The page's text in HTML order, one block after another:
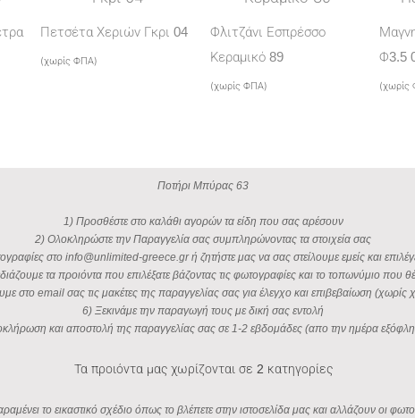
Πετσέτα Χεριών Γκρι 04
(χωρίς ΦΠΑ)
Φλιτζάνι Εσπρέσσο
Κεραμικό 89
(χωρίς ΦΠΑ)
Φ3.5
(χωρίς
Ποτήρι Μπύρας 63
1) Προσθέστε στο καλάθι αγορών τα είδη που σας αρέσουν
2) Ολοκληρώστε την Παραγγελία σας συμπληρώνοντας τα στοιχεία σας
στο info@unlimited-greece.gr ή ζητήστε μας να σας στείλουμε εμείς και
τα προιόντα που επιλέξατε βάζοντας τις φωτογραφίες και το τοπωνύμιο που
στο email σας τις μακέτες της παραγγελίας σας για έλεγχο και επιβεβαίωση (χωρίς
6) Ξεκινάμε την παραγωγή τους με δική σας εντολή
και αποστολή της παραγγελίας σας σε 1-2 εβδομάδες (απο την ημέρα
Τα προιόντα μας χωρίζονται σε 2 κατηγορίες
το εικαστικό σχέδιο όπως το βλέπετε στην ιστοσελίδα μας και αλλάζουν οι